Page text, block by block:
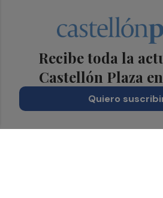
Recibe toda la
Castellón Plaza
Quiero